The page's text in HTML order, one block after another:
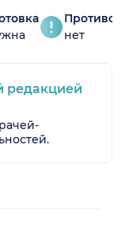
нет
редакцией